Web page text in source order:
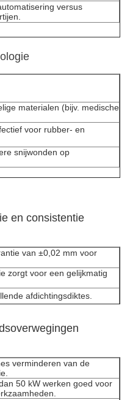
versus
materialen (bijv. medische
voor rubber- en
snijwonden op
en consistentie
van ±0,02 mm voor
zorgt voor een gelijkmatig
afdichtingsdiktes.
verminderen van de
50 kW werken goed voor